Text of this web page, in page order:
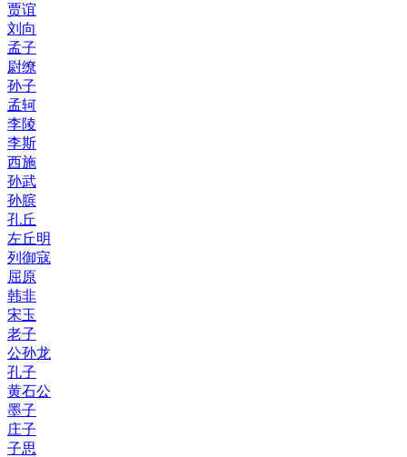
贾谊
刘向
孟子
尉缭
孙子
孟轲
李陵
李斯
西施
孙武
孙膑
孔丘
左丘明
列御寇
屈原
韩非
宋玉
老子
公孙龙
孔子
黄石公
墨子
庄子
子思